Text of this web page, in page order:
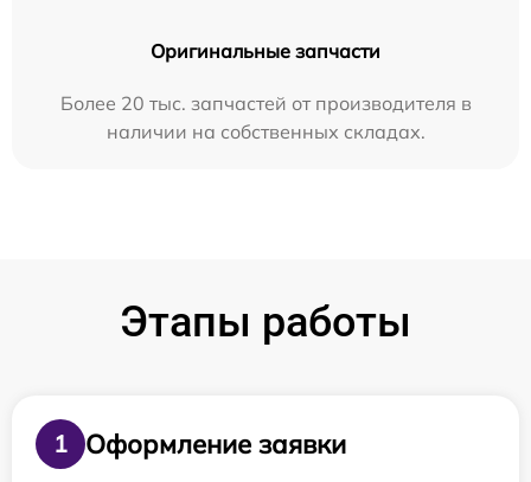
Оригинальные запчасти
Более 20 тыс. запчастей от производителя в
наличии на собственных складах.
Этапы работы
1
Оформление заявки